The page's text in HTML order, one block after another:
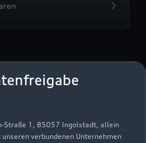
Straße 1, 85057 Ingolstadt, allein
verbundenen Unternehmen